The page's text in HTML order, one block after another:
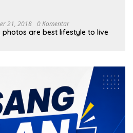
21, 2018 0 Komentar
photos are best lifestyle to live